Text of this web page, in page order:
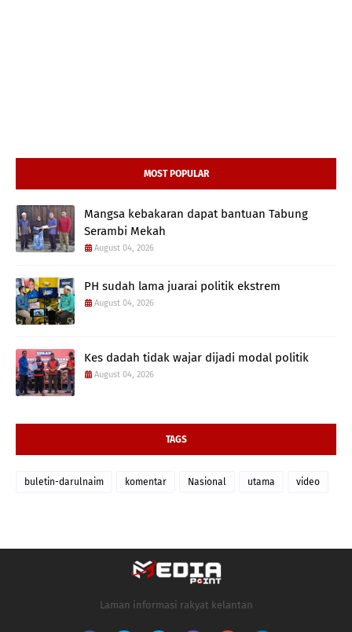
MOST POPULAR
Mangsa kebakaran dapat bantuan Tabung
Serambi Mekah
August 04, 2026
PH sudah lama juarai politik ekstrem
August 04, 2026
Kes dadah tidak wajar dijadi modal politik
August 04, 2026
TAGS
buletin-darulnaim komentar Nasional utama video
Laman informasi rakyat kelantan